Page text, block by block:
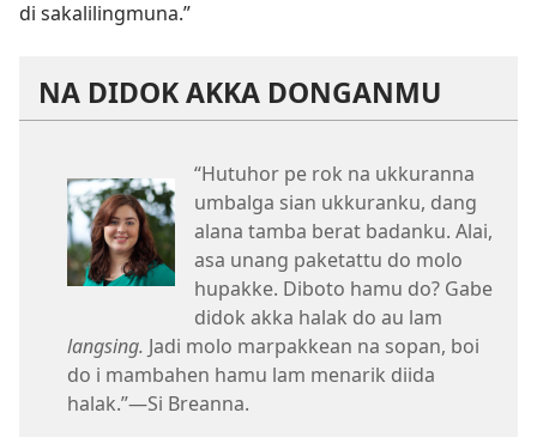
di sakalilingmuna.”
NA DIDOK AKKA DONGANMU
“Hutuhor pe rok na ukkuranna
umbalga sian ukkuranku, dang
alana tamba berat badanku. Alai,
asa unang paketattu do molo
hupakke. Diboto hamu do? Gabe
didok akka halak do au lam
langsing. Jadi molo marpakkean na sopan, boi
do i mambahen hamu lam menarik diida
halak.”​—Si Breanna.